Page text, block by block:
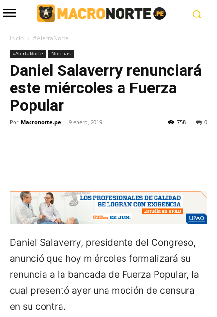
Inicio #AlertaNorte
#AlertaNorte Noticias
Daniel Salaverry renunciará
este miércoles a Fuerza
Popular
Por Macronorte.pe - 9 enero, 2019 0
758
Daniel Salaverry, presidente del Congreso,
anunció que hoy miércoles formalizará su
renuncia a la bancada de Fuerza Popular, la
cual presentó ayer una moción de censura
en su contra.